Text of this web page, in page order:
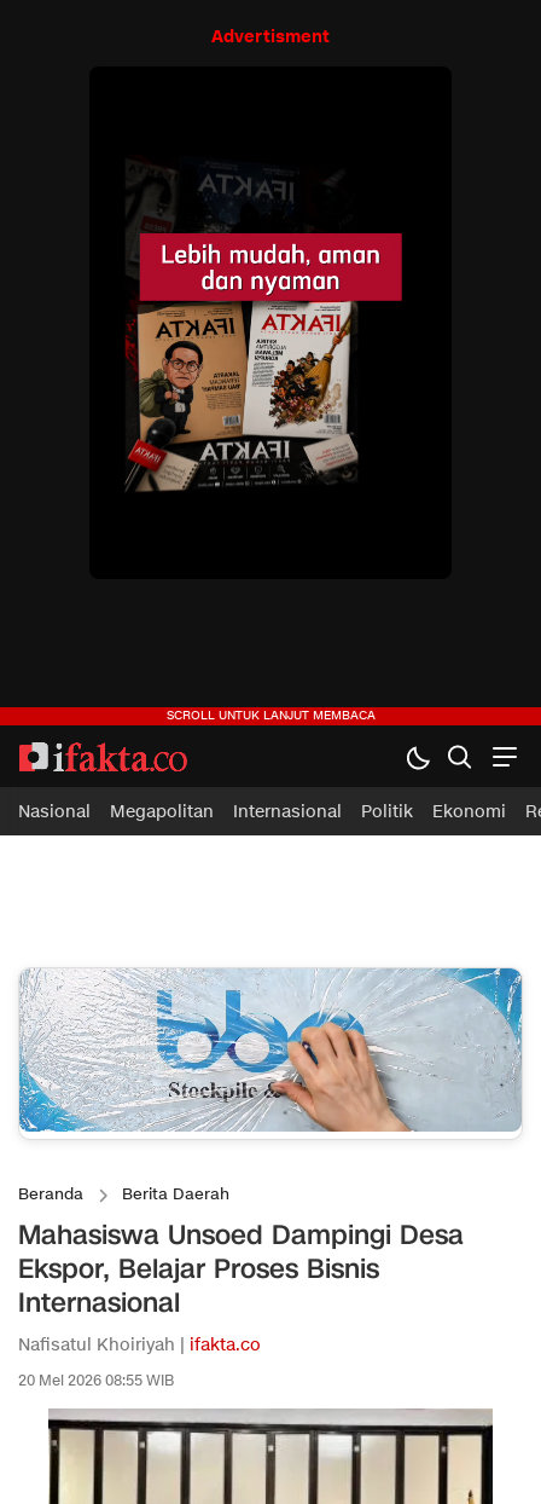
Advertisment
Nasional Megapolitan Internasional Politik Ekonomi
Beranda Berita Daerah
Mahasiswa Unsoed Dampingi Desa
Ekspor, Belajar Proses Bisnis
Internasional
Nafisatul Khoiriyah | ifakta.co
20 Mei 2026 08:55 WIB